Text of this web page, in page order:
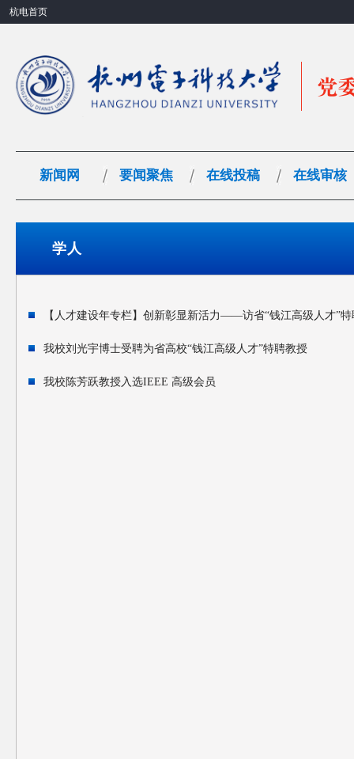
杭电首页
新闻网 要闻聚焦 在线投稿 在线审核
学人
【人才建设年专栏】创新彰显新活力——访省“钱江高级人才”
我校刘光宇博士受聘为省高校“钱江高级人才”特聘教授
我校陈芳跃教授入选IEEE 高级会员